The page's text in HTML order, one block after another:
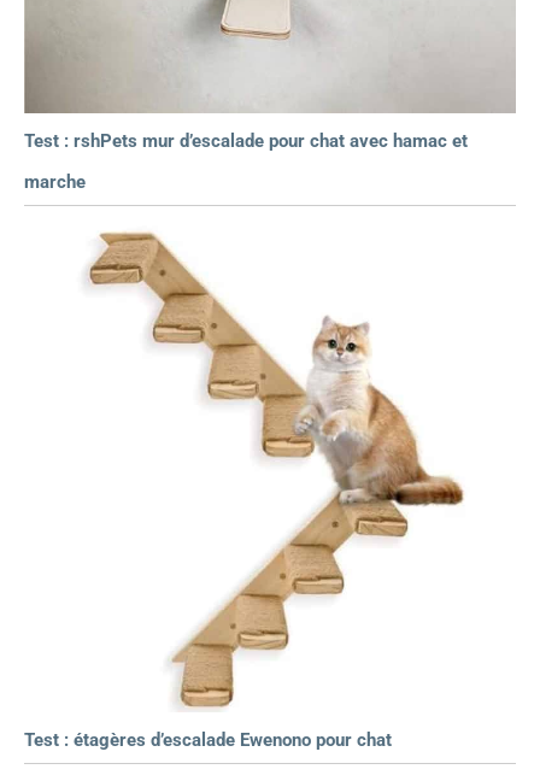
Test : rshPets mur d’escalade pour chat avec hamac et
marche
Test : étagères d’escalade Ewenono pour chat